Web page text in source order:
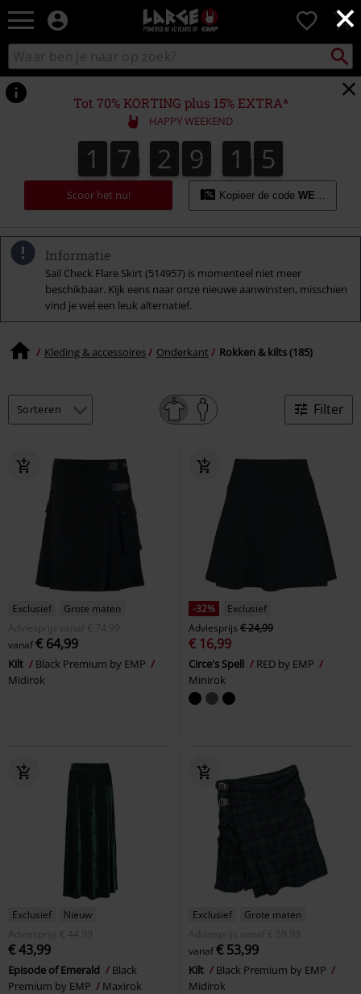
×
Large
–
Muziek-,
en
gaming-
merch
+
alternatieve
kleding
0
Zoek
in
catalogus
zoeken
Tot 70% KORTING plus 15% EXTRA*
HAPPY WEEKEND
1
1 7
7 2
2 9
9 1
1
1
1 3
4
3
5
4
Scoor het nu! Kopieer de code WEEKEND
Informatie
Sail Check Flare Skirt (514957) is momenteel niet meer
beschikbaar. Kijk eens naar onze nieuwe aanwinsten, misschien
vind je wel een leuk alternatief.
Kleding & accessoires Onderkant Rokken & kilts (185)
Filter
Exclusief
Grote maten
Adviesprijs
vanaf € 74,99
vanaf€ 64,99
Kilt
Black Premium by EMP
Midirok
-32%
Exclusief
Adviesprijs € 24,99
€ 16,99
Circe's Spell
RED by EMP
Minirok
Exclusief
Nieuw
Adviesprijs
€ 44,99
€ 43,99
Episode of Emerald
Black
Premium by EMP
Maxirok
Exclusief
Grote maten
Adviesprijs
vanaf € 59,99
vanaf€ 53,99
Kilt
Black Premium by EMP
Midirok